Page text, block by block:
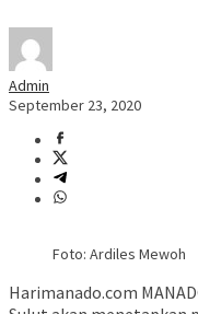
Admin
September 23, 2020
Foto: Ardiles Mewoh
Harimanado.com